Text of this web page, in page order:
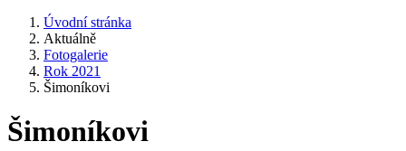
Úvodní stránka
Aktuálně
Fotogalerie
Rok 2021
Šimoníkovi
Šimoníkovi